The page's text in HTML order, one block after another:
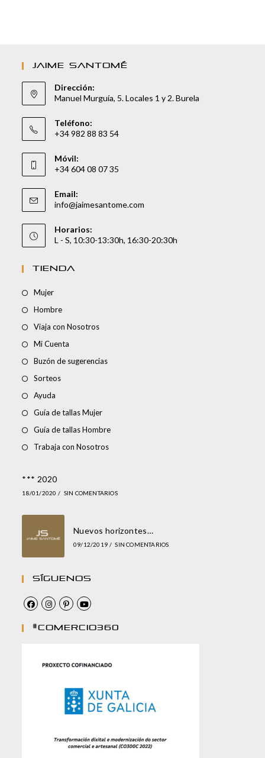
JAIME SANTOMÉ
Dirección:
Manuel Murguía, 5. Locales 1 y 2. Burela
Teléfono:
+34 982 88 83 54
Móvil:
+34 604 08 07 35
Email:
info@jaimesantome.com
Horarios:
L - S, 10:30-13:30h, 16:30-20:30h
TIENDA
Mujer
Hombre
Viaja con Nosotros
Mi Cuenta
Buzón de sugerencias
Sorteos
Ayuda
Guía de tallas Mujer
Guía de tallas Hombre
Trabaja con Nosotros
*** 2020
18/01/2020 / SIN COMENTARIOS
Nuevos horizontes…
09/12/2019 / SIN COMENTARIOS
Síguenos
#comercio360